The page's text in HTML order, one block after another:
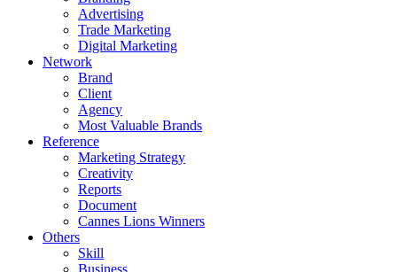
Advertising
Trade Marketing
Digital Marketing
Network
Brand
Client
Agency
Most Valuable Brands
Reference
Marketing Strategy
Creativity
Reports
Document
Cannes Lions Winners
Others
Skill
Business